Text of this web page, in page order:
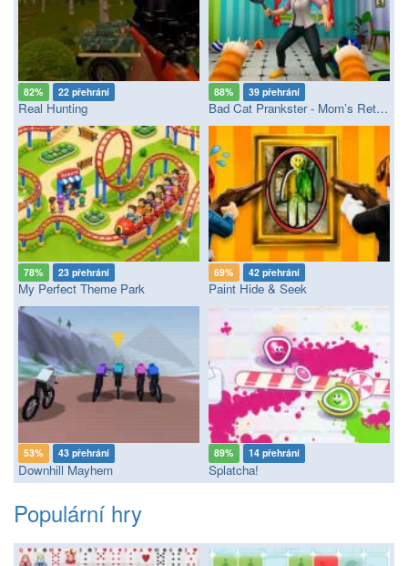
82% 22 přehrání
Real Hunting
88% 39 přehrání
Bad Cat Prankster - Mom’s Return
78% 23 přehrání
My Perfect Theme Park
69% 42 přehrání
Paint Hide & Seek
53% 43 přehrání
Downhill Mayhem
89% 14 přehrání
Splatcha!
Populární hry